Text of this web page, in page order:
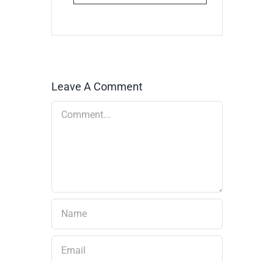
Leave A Comment
Comment